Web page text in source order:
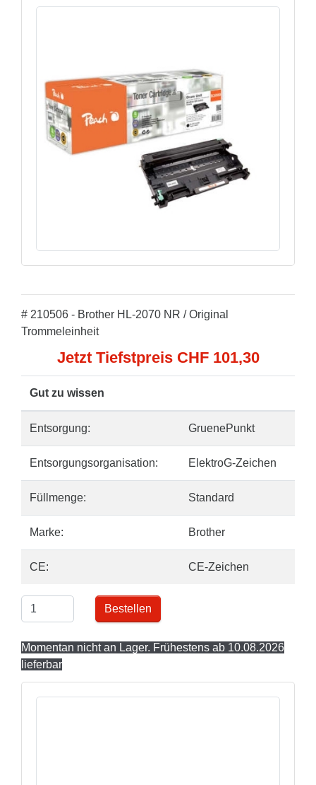
# 210506 - Brother HL-2070 NR / Original
Trommeleinheit
Jetzt Tiefstpreis CHF 101,30
Gut zu wissen
Entsorgung: GruenePunkt
Entsorgungsorganisation: ElektroG-Zeichen
Füllmenge: Standard
Marke: Brother
CE: CE-Zeichen
Bestellen
Momentan nicht an Lager. Frühestens ab 10.08.2026
lieferbar